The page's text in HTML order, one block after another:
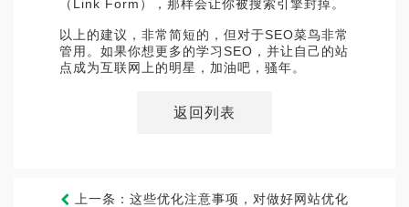
（Link Form），那样会让你被搜索引擎封掉。
以上的建议，非常简短的，但对于SEO菜鸟非常
管用。如果你想更多的学习SEO，并让自己的站
点成为互联网上的明星，加油吧，骚年。
返回列表
上一条：这些优化注意事项，对做好网站优化